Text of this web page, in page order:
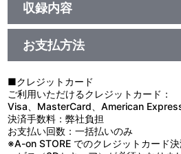
他、仕様
スリーブケース
収録内容
＜収録曲＞
1：ＴＯＫＹＯ ＤＩＶＥ
2：ＥＭＧ
3：ＢＡＤ ＣＩＴＹ ～Ｗｅ’ｌｌ ｂ
4：神ノ牙 ～Ｔｈｅ Ｆａｎｇ ｏｆ
5：勝利の未来
6：迷宮のプリズナー
7：Ｄｉｖｉｎｅ ｌｏｖｅ
8：疾風になれ
お支払方法
■クレジットカード
ご利用いただけるクレジットカード：
Visa、MasterCard、American
決済手数料：弊社負担
お支払い回数：一括払いのみ
※A-on STORE でのクレジットカード